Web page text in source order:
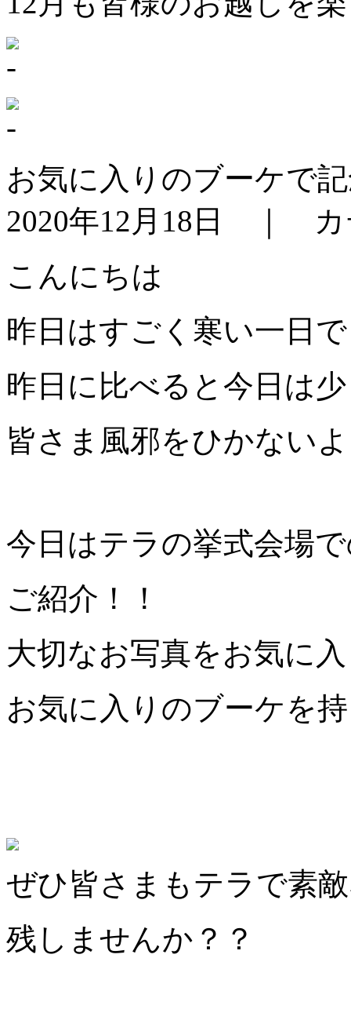
お気に入りのブーケで
2020年12月18日 ｜ カ
こんにちは
昨日はすごく寒い一日
昨日に比べると今日は
皆さま風邪をひかない
今日はテラの挙式会場
ご紹介！！
大切なお写真をお気に
お気に入りのブーケを
ぜひ皆さまもテラで素
残しませんか？？